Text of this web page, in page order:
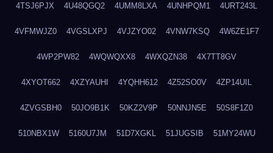
4TSJ6PJX 4U48QGQ2 4UMM8LXA 4UNHPQM1 4URT243L
4VFMWJZ0 4VGSLXPJ 4VJZYO02 4VNW7KSQ 4W6ZE1F7
4WP2PW82 4WQWQXX8 4WXQZN38 4X7TT8GV
4XYOT662 4XZYAUHI 4YQHH612 4Z52SO0V 4ZP14UIL
4ZVGSBH0 50JO9B1K 50KZ2V9P 50NNJN5E 50S8F1Z0
510NBX1W 5160U7JM 51D7XGKL 51JUGSIB 51MY24WU